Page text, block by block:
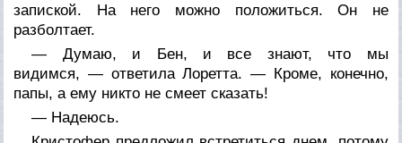
запиской. На него можно положиться. Он не
разболтает.
— Думаю, и Бен, и все знают, что мы
видимся, — ответила Лоретта. — Кроме, конечно,
папы, а ему никто не смеет сказать!
— Надеюсь.